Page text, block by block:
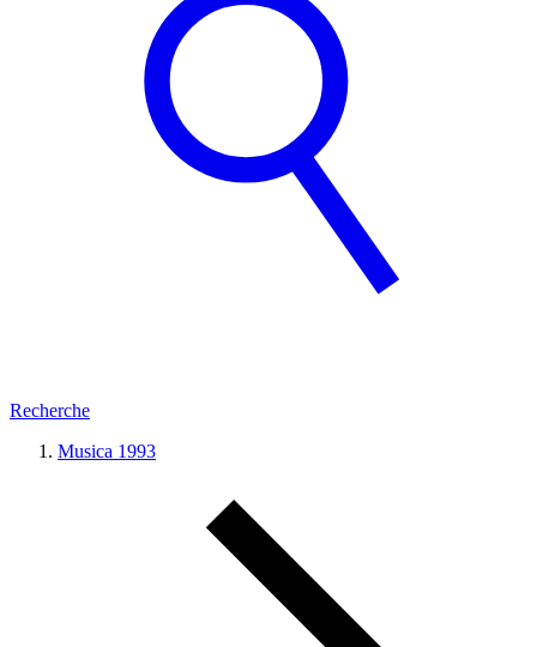
Recherche
Musica 1993